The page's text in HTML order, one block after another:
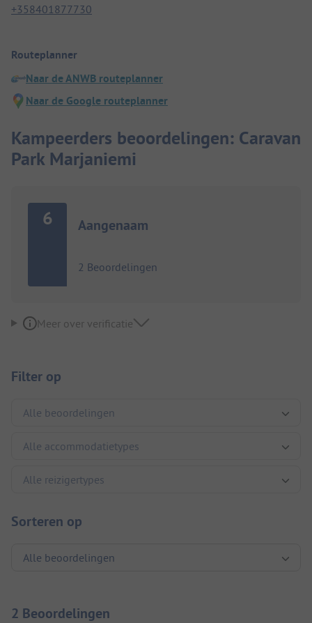
+358401877730
Routeplanner
Naar de ANWB routeplanner
Naar de Google routeplanner
Kampeerders beoordelingen: Caravan
Park Marjaniemi
6 Aangenaam
2 Beoordelingen
Meer over verificatie
Filter op
Sorteren op
2 Beoordelingen